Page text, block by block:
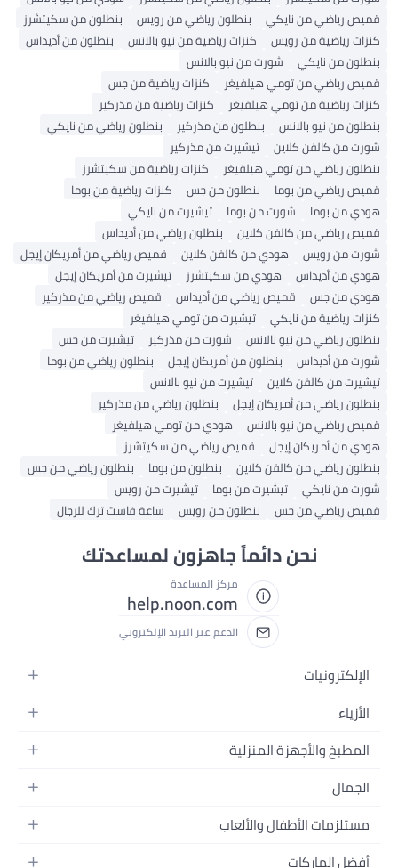
قميص رياضي من نايكي
بنطلون رياضي من رويس
بنطلون من سكيتشرز
كنزات رياضية من رويس
كنزات رياضية من نيو بالانس
بنطلون من أديداس
بنطلون من نايكي
شورت من نيو بالانس
قميص رياضي من تومي هيلفيغر
كنزات رياضية من جس
كنزات رياضية من تومي هيلفيغر
كنزات رياضية من مذركير
بنطلون من نيو بالانس
بنطلون من مذركير
بنطلون رياضي من نايكي
شورت من كالفن كلاين
تيشيرت من مذركير
بنطلون رياضي من تومي هيلفيغر
كنزات رياضية من سكيتشرز
قميص رياضي من بوما
بنطلون من جس
كنزات رياضية من بوما
هودي من بوما
شورت من بوما
تيشيرت من نايكي
قميص رياضي من كالفن كلاين
بنطلون رياضي من أديداس
شورت من رويس
هودي من كالفن كلاين
قميص رياضي من أمريكان إيجل
هودي من أديداس
هودي من سكيتشرز
تيشيرت من أمريكان إيجل
هودي من جس
قميص رياضي من أديداس
قميص رياضي من مذركير
كنزات رياضية من نايكي
تيشيرت من تومي هيلفيغر
بنطلون رياضي من نيو بالانس
شورت من مذركير
تيشيرت من جس
شورت من أديداس
بنطلون من أمريكان إيجل
بنطلون رياضي من بوما
تيشيرت من كالفن كلاين
تيشيرت من نيو بالانس
بنطلون رياضي من أمريكان إيجل
بنطلون رياضي من مذركير
قميص رياضي من نيو بالانس
هودي من تومي هيلفيغر
هودي من أمريكان إيجل
قميص رياضي من سكيتشرز
بنطلون رياضي من كالفن كلاين
بنطلون من بوما
بنطلون رياضي من جس
شورت من نايكي
تيشيرت من بوما
تيشيرت من رويس
قميص رياضي من جس
بنطلون من رويس ساعة فاست ترك للرجال
نحن دائماً جاهزون لمساعدتك
مركز المساعدة
help.noon.com
الدعم عبر البريد الإلكتروني
الإلكترونيات
الجوالات
اللابتوبات
الأجهزة المنزلية
التلفزيونات
السماعات
الأزياء
أزياء نسائية
أزياء البنات
أزياء الأولاد
المطبخ والأجهزة المنزلية
الحمام
المطبخ والسفرة
أدوات وتحسين المنزل
الجمال
العطور
مستلزمات الأطفال والألعاب
الحفاضات
أفضل الماركات